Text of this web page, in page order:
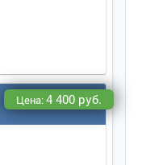
Цена:4 400 руб.